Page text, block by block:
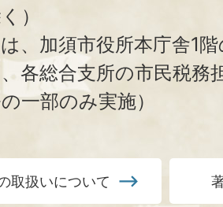
）
、加須市役所本庁舎1
各総合支所の市民税務
一部のみ実施）
取扱いについて